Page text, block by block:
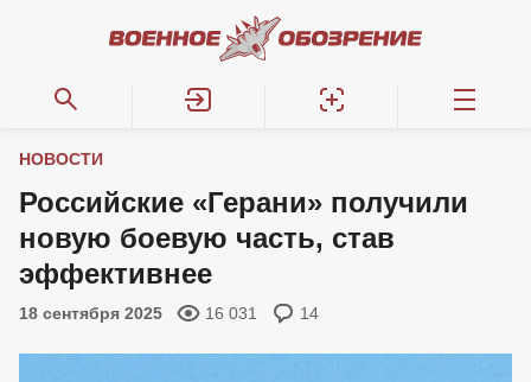
НОВОСТИ
Российские «Герани» получили
новую боевую часть, став
эффективнее
18 сентября 2025 16 031 14